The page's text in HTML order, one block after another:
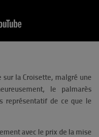
la Croisette, malgré une
le palmarès
représentatif de ce que le
avec le prix de la mise